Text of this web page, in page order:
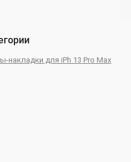
накладки для iPh 13 Pro Max